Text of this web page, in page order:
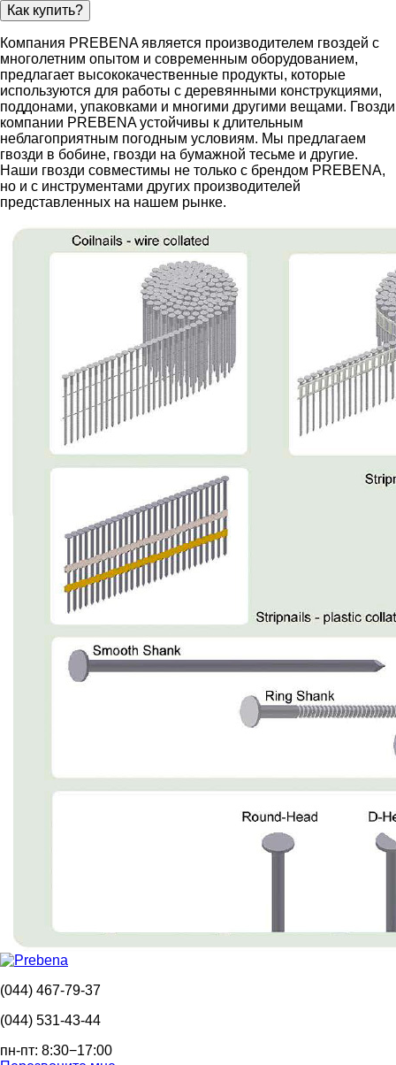
Как купить?
Компания PREBENA является производителем гвоздей с
многолетним опытом и современным оборудованием,
предлагает высококачественные продукты, которые
используются для работы с деревянными конструкциями,
поддонами, упаковками и многими другими вещами. Гвозди
компании PREBENA устойчивы к длительным
неблагоприятным погодным условиям. Мы предлагаем
гвозди в бобине, гвозди на бумажной тесьме и другие.
Наши гвозди совместимы не только с брендом PREBENA,
но и с инструментами других производителей
представленных на нашем рынке.
(044) 467-79-37
(044) 531-43-44
пн-пт: 8:30−17:00